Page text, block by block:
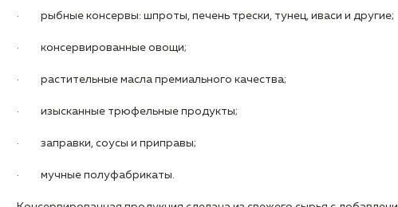
· рыбные консервы: шпроты, печень трески, тунец, иваси и другие;
· консервированные овощи;
· растительные масла премиального качества;
· изысканные трюфельные продукты;
· заправки, соусы и приправы;
· мучные полуфабрикаты.